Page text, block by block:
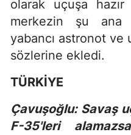
olarak uçuşa
merkezin şu ana
yabancı astronot
sözlerine ekledi.
TÜRKİYE
Çavuşoğlu: Savaş
F-35'leri